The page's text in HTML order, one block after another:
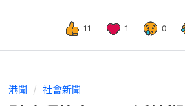
11 1 0
港聞 社會新聞